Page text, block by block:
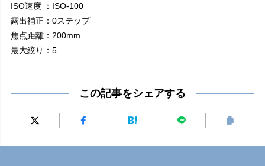
ISO速度 ：ISO-100
露出補正：0ステップ
焦点距離：200mm
最大絞り：5
この記事をシェアする